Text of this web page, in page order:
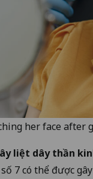
her face
liệt dây thần
7có thể được